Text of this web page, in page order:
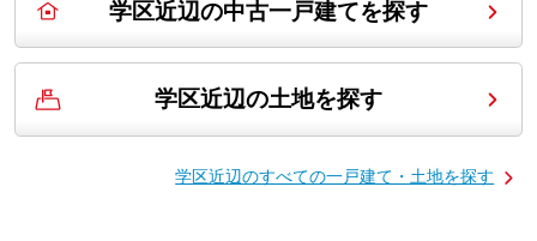
学区近辺の中古一戸建てを探す
学区近辺の土地を探す
学区近辺のすべての一戸建て・土地を探す